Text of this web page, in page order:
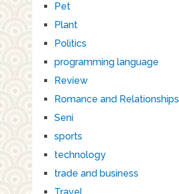
Pet
Plant
Politics
programming language
Review
Romance and Relationships
Seni
sports
technology
trade and business